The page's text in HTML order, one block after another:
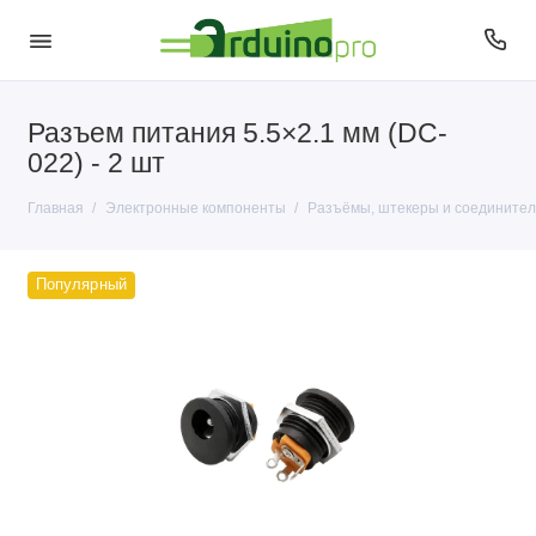
Разъем питания 5.5×2.1 мм (DC-
022) - 2 шт
Главная Электронные компоненты Разъёмы, штекеры и
Антенны
Датчики
Кварцы
Конденсаторы
Популярный